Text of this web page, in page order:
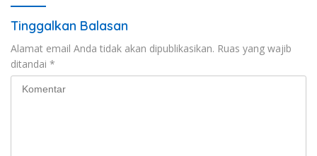
Tinggalkan Balasan
Alamat email Anda tidak akan dipublikasikan. Ruas yang wajib
ditandai *